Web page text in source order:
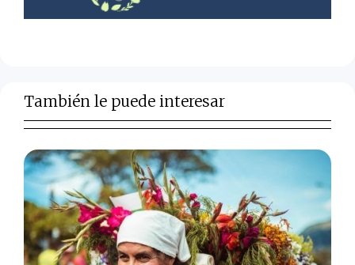
También le puede interesar